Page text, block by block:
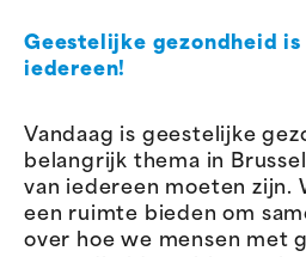
Geestelijke gezondheid is
iedereen!
Vandaag is geestelijke
belangrijk thema in
van iedereen moeten zijn.
een ruimte bieden om
over hoe we mensen met